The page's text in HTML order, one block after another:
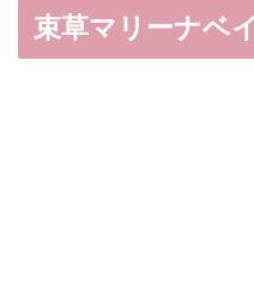
束草マリーナベ